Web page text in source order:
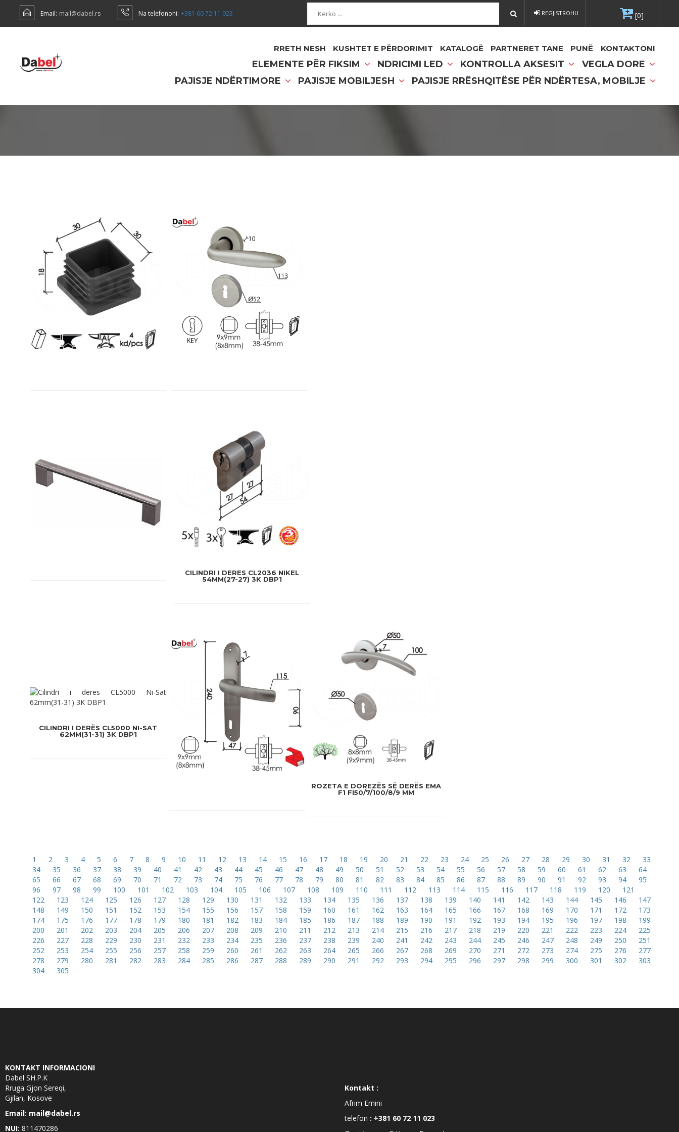
Email: mail@dabel.rs Na telefononi: +381 60 72 11 023 REGJISTROHU [0]
KONTAKTONI
PUNË
PARTNERET TANE
KATALOGË
KUSHTET E PËRDORIMIT
RRETH NESH
VEGLA DORE
KONTROLLA AKSESIT
NDRICIMI LED
ELEMENTE PËR FIKSIM
PAJISJE RRËSHQITËSE PËR NDËRTESA, MOBILJE
PAJISJE MOBILJESH
PAJISJE NDËRTIMORE
CILINDRI I DERES CL2036 NIKEL
54MM(27-27) 3K DBP1
CILINDRI I DERËS CL5000 NI-SAT
62MM(31-31) 3K DBP1
ROZETA E DOREZËS SË DERËS EMA
F1 FI50/7/100/8/9 MM
1 2 3 4 5 6 7 8 9 10 11 12 13 14 15 16 17 18 19 20 21 22 23 24 25 26 27 28 29 30 31 32
33
34
35 36 37 38 39 40 41 42 43 44 45 46 47 48 49 50 51 52 53 54 55 56 57 58 59 60 61 62 63
64
65
66 67 68 69 70 71 72 73 74 75 76 77 78 79 80 81 82 83 84 85 86 87 88 89 90 91 92 93 94
95
96
97 98 99 100 101 102 103 104 105 106 107 108 109 110 111 112 113 114 115 116 117 118 119 120
121
122
123 124 125 126 127 128 129 130 131 132 133 134 135 136 137 138 139 140 141 142 143 144 145 146
147
148
149 150 151 152 153 154 155 156 157 158 159 160 161 162 163 164 165 166 167 168 169 170 171 172
173
174
175 176 177 178 179 180 181 182 183 184 185 186 187 188 189 190 191 192 193 194 195 196 197 198
199
200
201 202 203 204 205 206 207 208 209 210 211 212 213 214 215 216 217 218 219 220 221 222 223 224
225
226
227 228 229 230 231 232 233 234 235 236 237 238 239 240 241 242 243 244 245 246 247 248 249 250
251
252
253 254 255 256 257 258 259 260 261 262 263 264 265 266 267 268 269 270 271 272 273 274 275 276
277
278
279 280 281 282 283 284 285 286 287 288 289 290 291 292 293 294 295 296 297 298 299 300 301 302
303
304
305
KONTAKT INFORMACIONI
Dabel SH.P.K
Rruga Gjon Sereqi,
Gjilan, Kosove
Email: mail@dabel.rs
NUI: 811470286
Kontakt :
Afrim Emini
telefon : +381 60 72 11 023